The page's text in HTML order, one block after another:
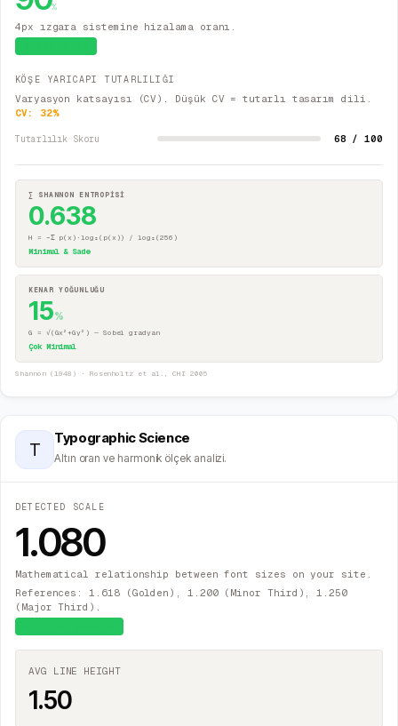
%
4px ızgara sistemine hizalama oranı.
KÖŞE YARICAPI TUTARLILIĞI
Varyasyon katsayısı (CV). Düşük CV = tutarlı tasarım dili.
CV: 32%
Tutarlılık Skoru 68 / 100
∑ SHANNON ENTROPİSİ
0.638
H = −Σ p(x)·log₂(p(x)) / log₂(256)
Minimal & Sade
KENAR YOĞUNLUĞU
15%
G = √(Gx²+Gy²) — Sobel gradyan
Çok Minimal
Shannon (1948) · Rosenholtz et al., CHI 2005
T
Typographic Science
Altın oran ve harmonik ölçek analizi.
DETECTED SCALE
1.080
Mathematical relationship between font sizes on your site.
References: 1.618 (Golden), 1.200 (Minor Third), 1.250
(Major Third).
AVG LINE HEIGHT
1.50